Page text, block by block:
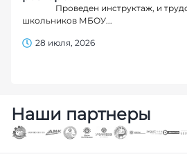
Проведен инструктаж, и
школьников МБОУ...
28 июля, 2026
Наши партнеры